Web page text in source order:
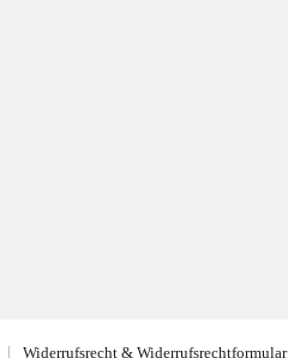
Widerrufsrecht & Widerrufsrechtformular